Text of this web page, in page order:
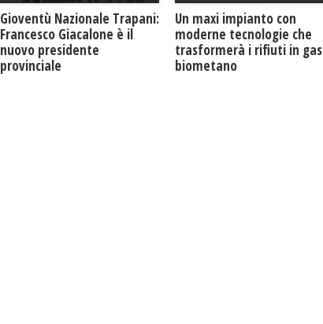
Gioventù Nazionale Trapani:
Francesco Giacalone è il
nuovo presidente
provinciale
Un maxi impianto con
moderne tecnologie che
trasformerà i rifiuti in gas
biometano